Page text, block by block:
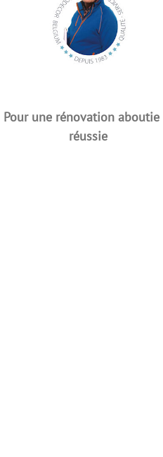
Pour une rénovation aboutie
réussie